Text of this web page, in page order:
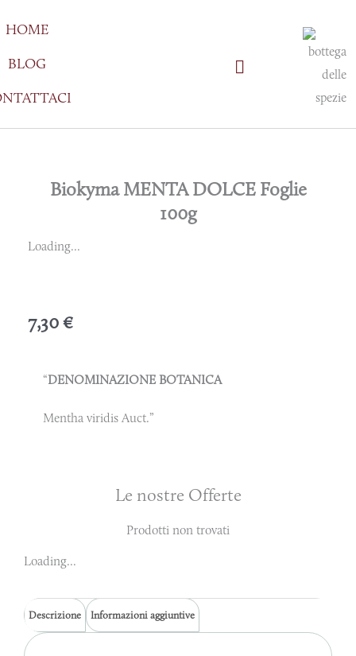
al
contenuto
HOME
BLOG
Biokyma MENTA DOLCE Foglie
100g
Loading...
7,30€
“DENOMINAZIONE BOTANICA
Mentha viridis Auct.”
Le nostre Offerte
Prodotti non trovati
Loading...
Descrizione Informazioni aggiuntive